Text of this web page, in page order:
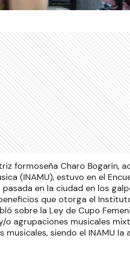
formoseña Charo Bogarín,
(INAMU), estuvo en el
en la ciudad en los
que otorga el
sobre la Ley de Cupo
o agrupaciones musicales
musicales, siendo el INAMU